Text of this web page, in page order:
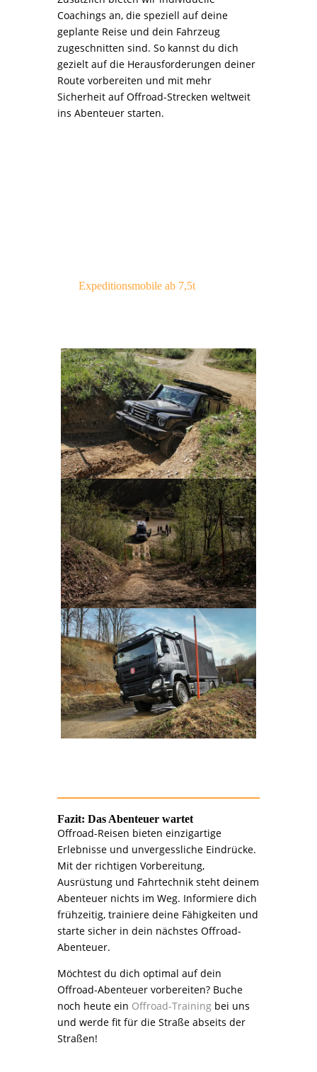
Coachings an, die speziell auf deine
geplante Reise und dein Fahrzeug
zugeschnitten sind. So kannst du dich
gezielt auf die Herausforderungen deiner
Route vorbereiten und mit mehr
Sicherheit auf Offroad-Strecken weltweit
ins Abenteuer starten.
Expeditionsmobile ab 7,5t
Fazit: Das Abenteuer wartet
Offroad-Reisen bieten einzigartige
Erlebnisse und unvergessliche Eindrücke.
Mit der richtigen Vorbereitung,
Ausrüstung und Fahrtechnik steht deinem
Abenteuer nichts im Weg. Informiere dich
frühzeitig, trainiere deine Fähigkeiten und
starte sicher in dein nächstes Offroad-
Abenteuer.
Möchtest du dich optimal auf dein
Offroad-Abenteuer vorbereiten? Buche
noch heute ein Offroad-Trainingbei uns
und werde fit für die Straße abseits der
Straßen!